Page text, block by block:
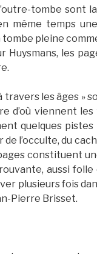
tombe sont
même temps
pleine
Huysmans, les
travers les âges »
d’où viennent les
quelques
l’occulte, du
constituent
aussi folle
plusieurs fois
Pierre Brisset.